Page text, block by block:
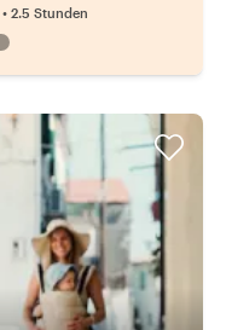
• 2.5 Stunden